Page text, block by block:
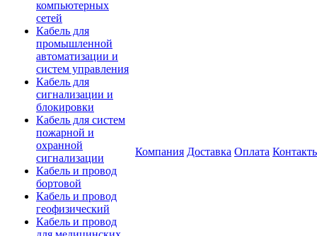
компьютерных
сетей
Кабель для
промышленной
автоматизации и
систем управления
Кабель для
сигнализации и
блокировки
Кабель для систем
пожарной и
охранной
сигнализации
Кабель и провод
бортовой
Кабель и провод
геофизический
Кабель и провод
Компания Доставка Оплата